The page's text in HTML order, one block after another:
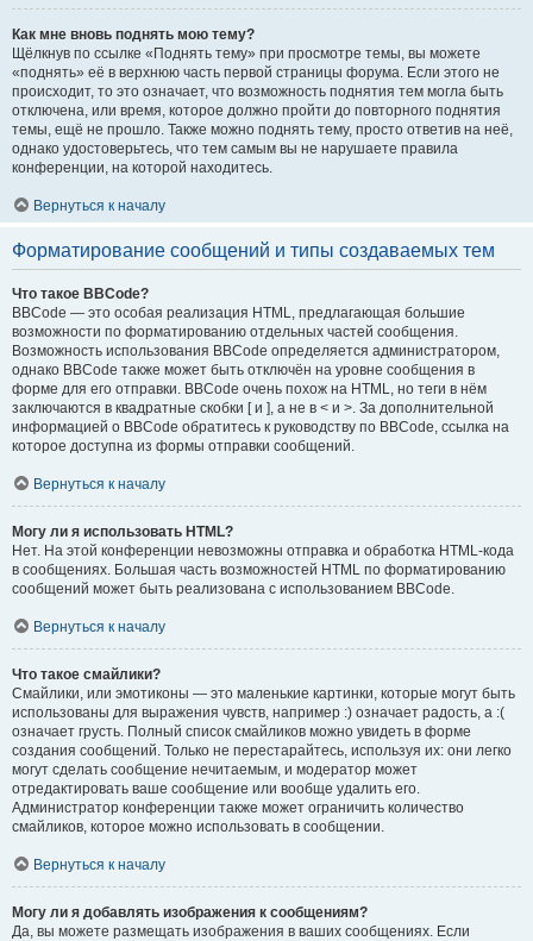
Как мне вновь поднять мою тему?
Щёлкнув по ссылке «Поднять тему» при просмотре темы, вы можете
«поднять» её в верхнюю часть первой страницы форума. Если этого не
происходит, то это означает, что возможность поднятия тем могла быть
отключена, или время, которое должно пройти до повторного поднятия
темы, ещё не прошло. Также можно поднять тему, просто ответив на неё,
однако удостоверьтесь, что тем самым вы не нарушаете правила
конференции, на которой находитесь.
Вернуться к началу
Форматирование сообщений и типы создаваемых тем
Что такое BBCode?
BBCode — это особая реализация HTML, предлагающая большие
возможности по форматированию отдельных частей сообщения.
Возможность использования BBCode определяется администратором,
однако BBCode также может быть отключён на уровне сообщения в
форме для его отправки. BBCode очень похож на HTML, но теги в нём
заключаются в квадратные скобки [ и ], а не в < и >. За дополнительной
информацией о BBCode обратитесь к руководству по BBCode, ссылка на
которое доступна из формы отправки сообщений.
Вернуться к началу
Могу ли я использовать HTML?
Нет. На этой конференции невозможны отправка и обработка HTML-кода
в сообщениях. Большая часть возможностей HTML по форматированию
сообщений может быть реализована с использованием BBCode.
Вернуться к началу
Что такое смайлики?
Смайлики, или эмотиконы — это маленькие картинки, которые могут быть
использованы для выражения чувств, например :) означает радость, а :(
означает грусть. Полный список смайликов можно увидеть в форме
создания сообщений. Только не перестарайтесь, используя их: они легко
могут сделать сообщение нечитаемым, и модератор может
отредактировать ваше сообщение или вообще удалить его.
Администратор конференции также может ограничить количество
смайликов, которое можно использовать в сообщении.
Вернуться к началу
Могу ли я добавлять изображения к сообщениям?
Да, вы можете размещать изображения в ваших сообщениях. Если